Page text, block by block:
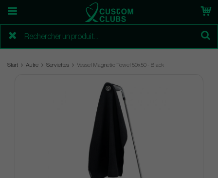
Start Autre Serviettes Vessel Magnetic Towel 50x50 - Black